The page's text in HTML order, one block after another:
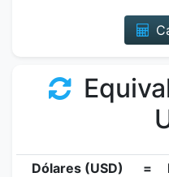
Dólares (USD) =